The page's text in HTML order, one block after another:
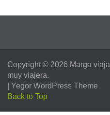
Copyright © 2026 Marga viaja
muy viajera.
Yegor WordPress Theme
Back to Top